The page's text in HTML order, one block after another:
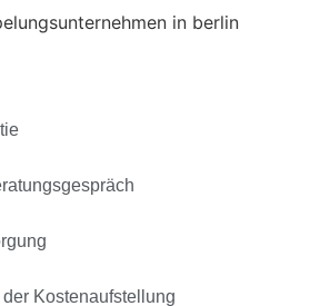
Kostenaufstellung